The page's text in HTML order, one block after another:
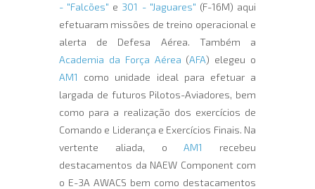
- "Falcões" e 301 - "Jaguares" (F-16M) aqui
efetuaram missões de treino operacional e
alerta de Defesa Aérea. Também a
Academia da Força Aérea (AFA) elegeu o
AM1
como unidade ideal para efetuar a
largada de futuros Pilotos-Aviadores, bem
como para a realização dos exercícios de
Comando e Liderança e Exercícios Finais. Na
vertente aliada, oAM1
recebeu
destacamentos da NAEW Component com
o E-3A AWACS bem como destacamentos